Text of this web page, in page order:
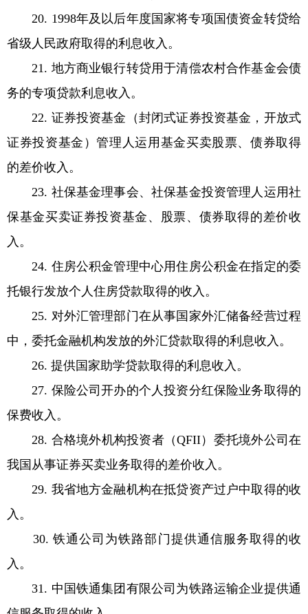
20. 1998年及以后年度国家将专项国债资金转贷给
省级人民政府取得的利息收入。
21. 地方商业银行转贷用于清偿农村合作基金会债
务的专项贷款利息收入。
22. 证券投资基金（封闭式证券投资基金，开放式
证券投资基金）管理人运用基金买卖股票、债券取得
的差价收入。
23. 社保基金理事会、社保基金投资管理人运用社
保基金买卖证券投资基金、股票、债券取得的差价收
入。
24. 住房公积金管理中心用住房公积金在指定的委
托银行发放个人住房贷款取得的收入。
25. 对外汇管理部门在从事国家外汇储备经营过程
中，委托金融机构发放的外汇贷款取得的利息收入。
26. 提供国家助学贷款取得的利息收入。
27. 保险公司开办的个人投资分红保险业务取得的
保费收入。
28. 合格境外机构投资者（QFII）委托境外公司在
我国从事证券买卖业务取得的差价收入。
29. 我省地方金融机构在抵贷资产过户中取得的收
入。
30. 铁通公司为铁路部门提供通信服务取得的收
入。
31. 中国铁通集团有限公司为铁路运输企业提供通